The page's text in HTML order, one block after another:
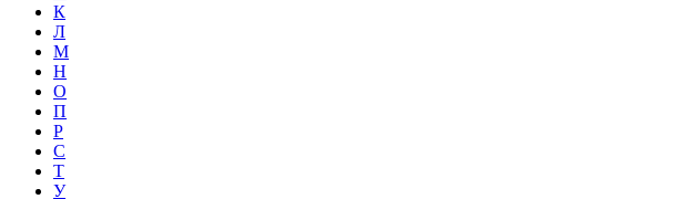
К
Л
М
Н
О
П
Р
С
Т
У